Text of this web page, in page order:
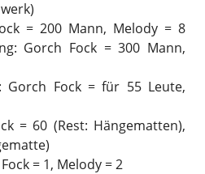
= 200 Mann, Melody = 8
Gorch Fock = 300 Mann,
Fock = für 55 Leute,
= 60 (Rest: Hängematten),
= 1, Melody = 2